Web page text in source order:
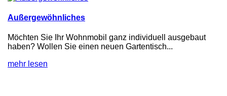
Außergewöhnliches
Möchten Sie Ihr Wohnmobil ganz individuell ausgebaut
haben? Wollen Sie einen neuen Gartentisch...
mehr lesen